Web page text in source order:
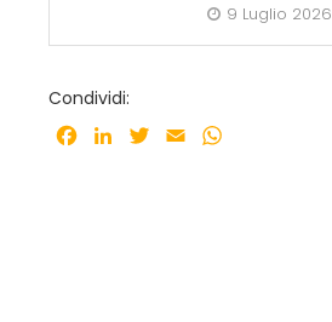
9 Luglio 2026
Condividi:
Facebook
LinkedInTwitter
Email